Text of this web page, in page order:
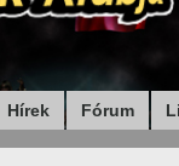
Hírek Fórum